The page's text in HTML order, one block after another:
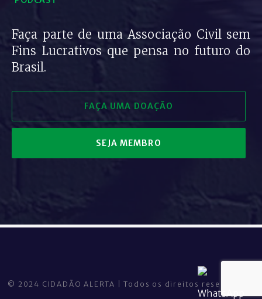
Faça parte de uma Associação Civil sem
Fins Lucrativos que pensa no futuro do
Brasil.
FAÇA UMA DOAÇÃO
SEJA MEMBRO
© 2024 CIDADÃO ALERTA | Todos os direitos reservados.